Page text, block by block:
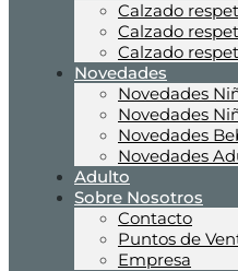
Calzado
Calzado
Calzado
Novedades
Novedades
Novedades
Novedades
Novedades
Adulto
Sobre Nosotros
Contacto
Puntos de
Empresa